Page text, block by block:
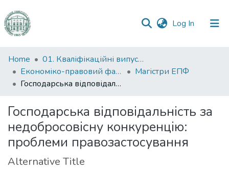
Log In (current)
Communities
&
Collections
Statistics
Home
01. Кваліфікаційні випускні роботи здобувачів вищої освіти
Економіко-правовий факультет
Магістри ЕПФ
Господарська відповідальність за недобросовісну конкуренцію: проблеми правозастосування
Господарська відповідальність за
недобросовісну конкуренцію:
проблеми правозастосування
Alternative Title